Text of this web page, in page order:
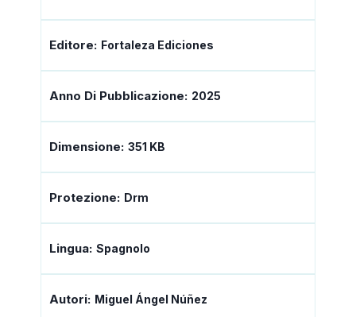
Editore: Fortaleza Ediciones
Anno Di Pubblicazione: 2025
Dimensione: 351 KB
Protezione: Drm
Lingua: Spagnolo
Autori: Miguel Ángel Núñez